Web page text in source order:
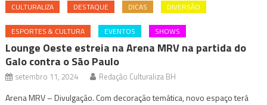
CULTURALIZA DESTAQUE DICAS DIVERSÃO
ESPORTES & CULTURA EVENTOS SHOWS
Lounge Oeste estreia na Arena MRV na partida do
Galo contra o São Paulo
setembro 11, 2024 Redação Culturaliza BH
Arena MRV – Divulgação. Com decoração temática, novo espaço terá